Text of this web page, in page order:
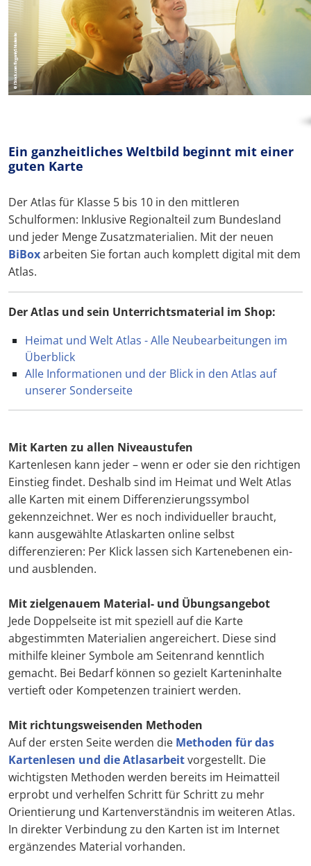
Ein ganzheitliches Weltbild beginnt mit einer
guten Karte
Der Atlas für Klasse 5 bis 10 in den mittleren
Schulformen: Inklusive Regionalteil zum Bundesland
und jeder Menge Zusatzmaterialien. Mit der neuen
BiBoxarbeiten Sie fortan auch komplett digital mit dem
Atlas.
Der Atlas und sein Unterrichtsmaterial im Shop:
Heimat und Welt Atlas - Alle Neubearbeitungen im
Überblick
Alle Informationen und der Blick in den Atlas auf
unserer Sonderseite
Mit Karten zu allen Niveaustufen
Kartenlesen kann jeder – wenn er oder sie den richtigen
Einstieg findet. Deshalb sind im Heimat und Welt Atlas
alle Karten mit einem Differenzierungssymbol
gekennzeichnet. Wer es noch individueller braucht,
kann ausgewählte Atlaskarten online selbst
differenzieren: Per Klick lassen sich Kartenebenen ein-
und ausblenden.
Mit zielgenauem Material- und Übungsangebot
Jede Doppelseite ist mit speziell auf die Karte
abgestimmten Materialien angereichert. Diese sind
mithilfe kleiner Symbole am Seitenrand kenntlich
gemacht. Bei Bedarf können so gezielt Karteninhalte
vertieft oder Kompetenzen trainiert werden.
Mit richtungsweisenden Methoden
Auf der ersten Seite werden die Methoden für das
Kartenlesen und die Atlasarbeitvorgestellt. Die
wichtigsten Methoden werden bereits im Heimatteil
erprobt und verhelfen Schritt für Schritt zu mehr
Orientierung und Kartenverständnis im weiteren Atlas.
In direkter Verbindung zu den Karten ist im Internet
ergänzendes Material vorhanden.